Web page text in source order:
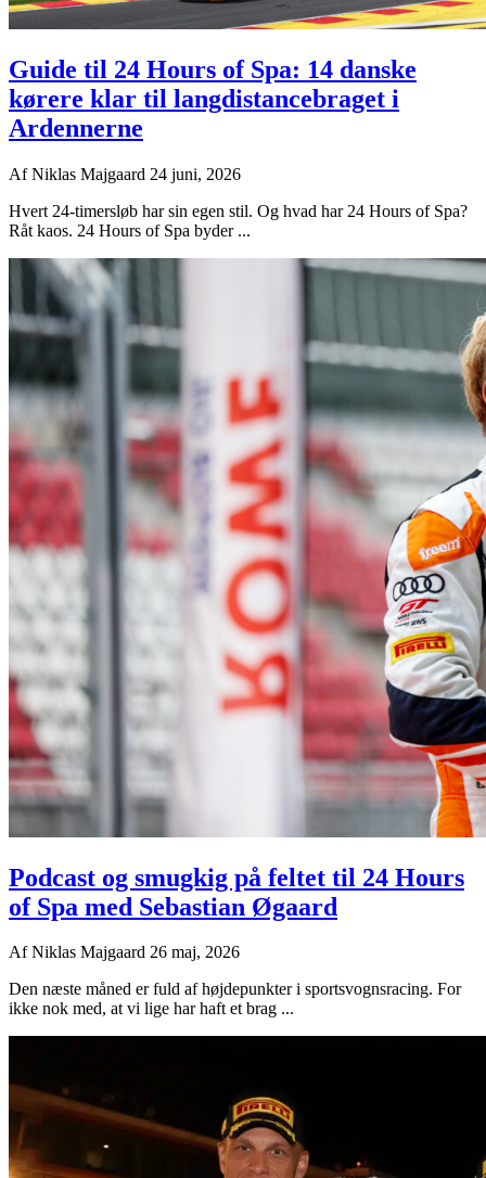
Guide til 24 Hours of Spa: 14 danske
kørere klar til langdistancebraget i
Ardennerne
AfNiklas Majgaard 24 juni, 2026
Hvert 24-timersløb har sin egen stil. Og hvad har 24 Hours of Spa?
Råt kaos. 24 Hours of Spa byder ...
Podcast og smugkig på feltet til 24 Hours
of Spa med Sebastian Øgaard
AfNiklas Majgaard 26 maj, 2026
Den næste måned er fuld af højdepunkter i sportsvognsracing. For
ikke nok med, at vi lige har haft et brag ...